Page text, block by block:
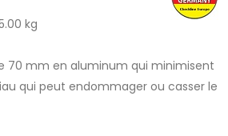
kg
70 mm en aluminum qui minimisent
qui peut endommager ou casser le